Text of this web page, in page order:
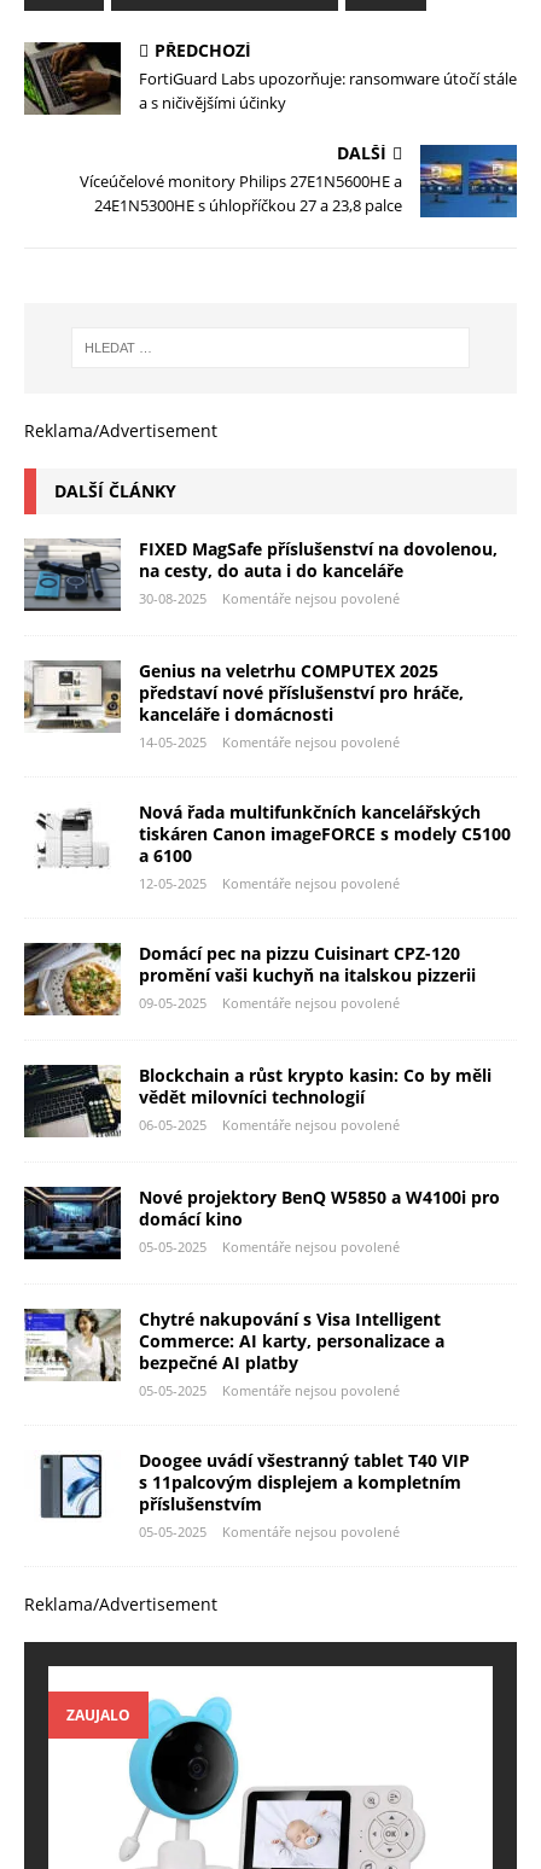
PŘEDCHOZÍ
FortiGuard Labs upozorňuje: ransomware útočí stále
a s ničivějšími účinky
DALŠÍ
Víceúčelové monitory Philips 27E1N5600HE a
24E1N5300HE s úhlopříčkou 27 a 23,8 palce
Reklama/Advertisement
DALŠÍ ČLÁNKY
FIXED MagSafe příslušenství na dovolenou,
na cesty, do auta i do kanceláře
30-08-2025 Komentáře nejsou povolené
Genius na veletrhu COMPUTEX 2025
představí nové příslušenství pro hráče,
kanceláře i domácnosti
14-05-2025 Komentáře nejsou povolené
Nová řada multifunkčních kancelářských
tiskáren Canon imageFORCE s modely C5100
a 6100
12-05-2025 Komentáře nejsou povolené
Domácí pec na pizzu Cuisinart CPZ-120
promění vaši kuchyň na italskou pizzerii
09-05-2025 Komentáře nejsou povolené
Blockchain a růst krypto kasin: Co by měli
vědět milovníci technologií
06-05-2025 Komentáře nejsou povolené
Nové projektory BenQ W5850 a W4100i pro
domácí kino
05-05-2025 Komentáře nejsou povolené
Chytré nakupování s Visa Intelligent
Commerce: AI karty, personalizace a
bezpečné AI platby
05-05-2025 Komentáře nejsou povolené
Doogee uvádí všestranný tablet T40 VIP
s 11palcovým displejem a kompletním
příslušenstvím
05-05-2025 Komentáře nejsou povolené
Reklama/Advertisement
ZAUJALO